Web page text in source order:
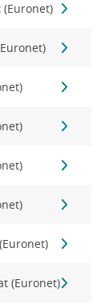
(Euronet)
(Euronet)